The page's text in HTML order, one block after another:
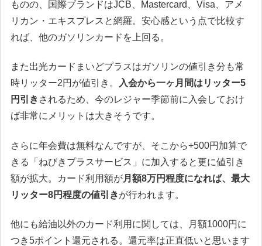
ものの、国際ブランドはJCB、Mastercard、Visa、アメ
リカン・エキスプレスと網羅。安心感という点で比較す
れば、他のガソリンカードを上回る。
また出光カードまいどプラスはガソリンの値引き分も常
時リッター2円が値引き。
入会から一ヶ月間はリッター5
円引き されるため、今のレジャー季節前に入会しておけ
ば非常にメリットは大きそうです。
さらに年会費は無料なんですが、そこから+500円加算で
きる「ねびきプラスサービス」に加入すると更に値引き
額が拡大。カード利用額が月額8万円程度になれば、最大
リッター8円程度の値引きが行われます。
他にも給油以外のカード利用に関しては、月額1000円に
つき5ポイント還元される。還元率は正直低いと思います